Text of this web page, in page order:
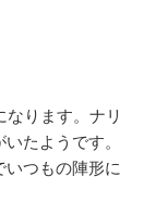
ります。ナリ
たようです。
つもの陣形に